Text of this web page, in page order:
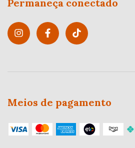
Permaneça conectado
Meios de pagamento